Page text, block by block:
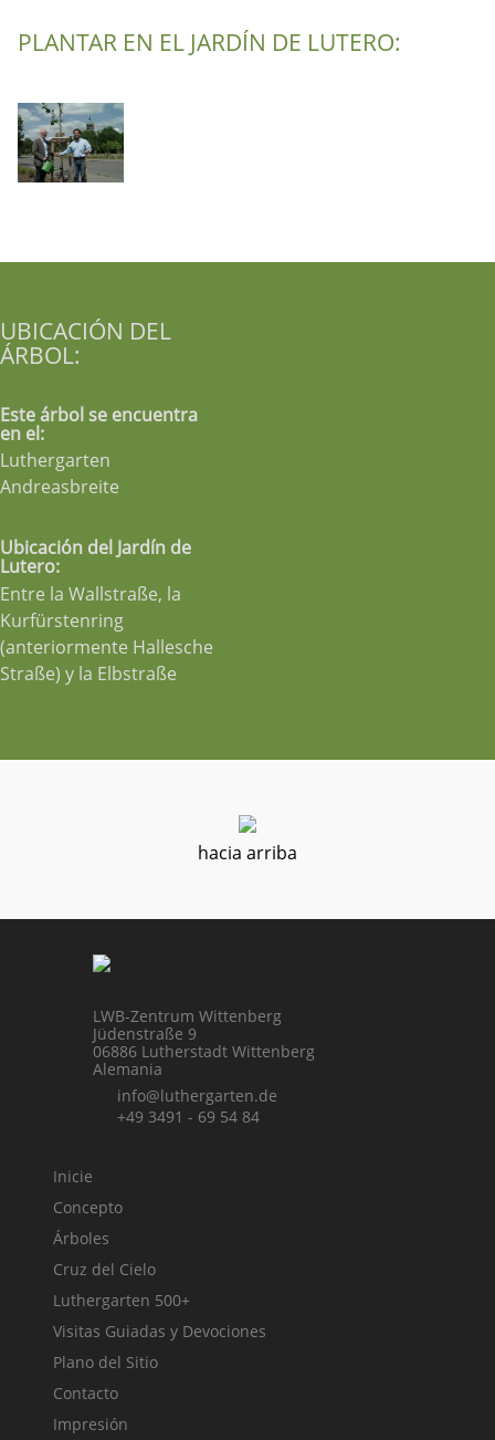
PLANTAR EN EL JARDÍN DE LUTERO:
UBICACIÓN DEL
ÁRBOL:
Este árbol se encuentra
en el:
Luthergarten
Andreasbreite
Ubicación del Jardín de
Lutero:
Entre la Wallstraße, la
Kurfürstenring
(anteriormente Hallesche
Straße) y la Elbstraße
hacia arriba
LWB-Zentrum Wittenberg
Jüdenstraße 9
06886 Lutherstadt Wittenberg
Alemania
info@luthergarten.de
+49 3491 - 69 54 84
Inicie
Concepto
Árboles
Cruz del Cielo
Luthergarten 500+
Visitas Guiadas y Devociones
Plano del Sitio
Contacto
Impresión